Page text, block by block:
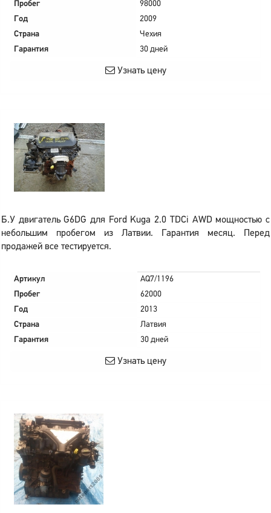
Пробег
98000
Год
2009
Страна
Чехия
Гарантия
30 дней
Узнать цену
Б.У двигатель G6DG для Ford Kuga 2.0 TDCi AWD мощностью с
небольшим пробегом из Латвии. Гарантия месяц. Перед
продажей все тестируется.
Артикул
AQ7/1196
Пробег
62000
Год
2013
Страна
Латвия
Гарантия
30 дней
Узнать цену